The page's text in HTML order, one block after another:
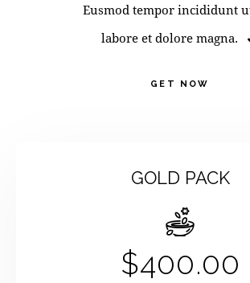
Eusmod tempor incididunt
labore et dolore magna.
GET NOW
GOLD PACK
$400.00